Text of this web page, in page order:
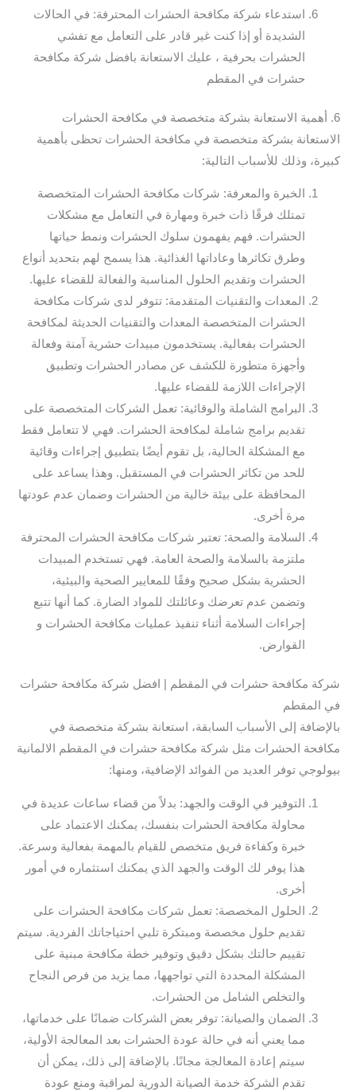
استدعاء شركة مكافحة الحشرات المحترفة: في الحالات
الشديدة أو إذا كنت غير قادر على التعامل مع تفشي
الحشرات بحرفية ، عليك الاستعانة بافضل شركة مكافحة
حشرات في المقطم
6. أهمية الاستعانة بشركة متخصصة في مكافحة الحشرات
الاستعانة بشركة متخصصة في مكافحة الحشرات تحظى بأهمية
كبيرة، وذلك للأسباب التالية:
الخبرة والمعرفة: شركات مكافحة الحشرات المتخصصة
تمتلك فرقًا ذات خبرة ومهارة في التعامل مع مشكلات
الحشرات. فهم يفهمون سلوك الحشرات ونمط حياتها
وطرق تكاثرها وعاداتها الغذائية. هذا يسمح لهم بتحديد أنواع
الحشرات وتقديم الحلول المناسبة والفعالة للقضاء عليها.
المعدات والتقنيات المتقدمة: تتوفر لدى شركات مكافحة
الحشرات المتخصصة المعدات والتقنيات الحديثة لمكافحة
الحشرات بفعالية. يستخدمون مبيدات حشرية آمنة وفعالة
وأجهزة متطورة للكشف عن مصادر الحشرات وتطبيق
الإجراءات اللازمة للقضاء عليها.
البرامج الشاملة والوقائية: تعمل الشركات المتخصصة على
تقديم برامج شاملة لمكافحة الحشرات. فهي لا تتعامل فقط
مع المشكلة الحالية، بل تقوم أيضًا بتطبيق إجراءات وقائية
للحد من تكاثر الحشرات في المستقبل. وهذا يساعد على
المحافظة على بيئة خالية من الحشرات وضمان عدم عودتها
مرة أخرى.
السلامة والصحة: تعتبر شركات مكافحة الحشرات المحترفة
ملتزمة بالسلامة والصحة العامة. فهي تستخدم المبيدات
الحشرية بشكل صحيح وفقًا للمعايير الصحية والبيئية،
وتضمن عدم تعرضك وعائلتك للمواد الضارة. كما أنها تتبع
إجراءات السلامة أثناء تنفيذ عمليات مكافحة الحشرات و
القوارض.
شركة مكافحة حشرات في المقطم | افضل شركة مكافحة حشرات
في المقطم
بالإضافة إلى الأسباب السابقة، استعانة بشركة متخصصة في
مكافحة الحشرات مثل شركة مكافحة حشرات في المقطم الالمانية
بيولوجي توفر العديد من الفوائد الإضافية، ومنها:
التوفير في الوقت والجهد: بدلاً من قضاء ساعات عديدة في
محاولة مكافحة الحشرات بنفسك، يمكنك الاعتماد على
خبرة وكفاءة فريق متخصص للقيام بالمهمة بفعالية وسرعة.
هذا يوفر لك الوقت والجهد الذي يمكنك استثماره في أمور
أخرى.
الحلول المخصصة: تعمل شركات مكافحة الحشرات على
تقديم حلول مخصصة ومبتكرة تلبي احتياجاتك الفردية. سيتم
تقييم حالتك بشكل دقيق وتوفير خطة مكافحة مبنية على
المشكلة المحددة التي تواجهها، مما يزيد من فرص النجاح
والتخلص الشامل من الحشرات.
الضمان والصيانة: توفر بعض الشركات ضمانًا على خدماتها،
مما يعني أنه في حالة عودة الحشرات بعد المعالجة الأولية،
سيتم إعادة المعالجة مجانًا. بالإضافة إلى ذلك، يمكن أن
تقدم الشركة خدمة الصيانة الدورية لمراقبة ومنع عودة